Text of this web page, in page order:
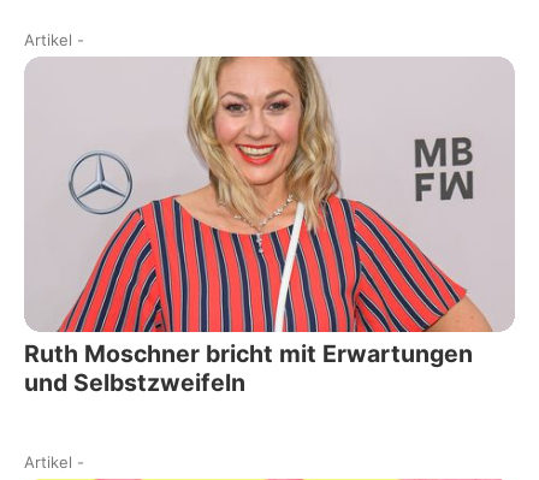
Artikel -
Ruth Moschner bricht mit Erwartungen
und Selbstzweifeln
Artikel -